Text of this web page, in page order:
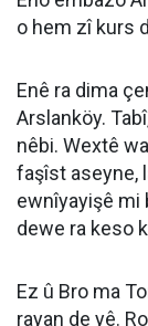
o hem zî kurs
Enê ra dima
Arslanköy.
nêbi. Wextê
faşîst aseyne,
ewnîyayişê mi
dewe ra keso
Ez û Bro ma
rayan de yê.